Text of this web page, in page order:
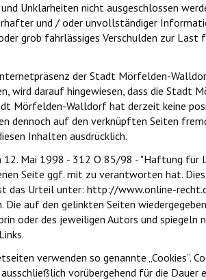
Unklarheiten nicht ausgeschlossen
und / oder unvollständiger
grob fahrlässiges Verschulden zur Last
der Stadt Mörfelden-
wird darauf hingewiesen, dass die Stadt
Mörfelden-Walldorf hat derzeit keine
dennoch auf den verknüpften Seiten
Inhalten ausdrücklich.
Mai 1998 - 312 O 85/98 - "Haftung für
Seite ggf. mit zu verantworten hat.
das Urteil unter: http://www.online-
auf den gelinkten Seiten
oder des jeweiligen Autors und
verwenden so genannte „Cookies“.
vorübergehend für die Dauer